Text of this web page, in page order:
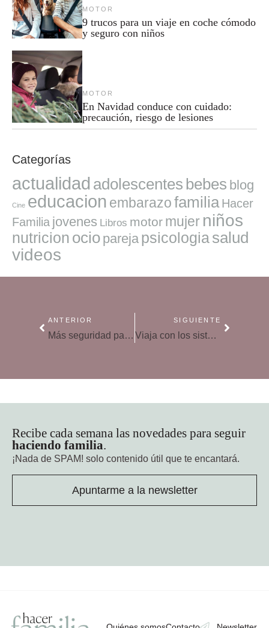
MOTOR
9 trucos para un viaje en coche cómodo
y seguro con niños
MOTOR
En Navidad conduce con cuidado:
precaución, riesgo de lesiones
Categorías
actualidad adolescentes bebes blog
Cine educacion embarazofamilia Hacer
Familia jovenes Libros motor mujer niños
nutricion ocio pareja psicologia salud
videos
ANTERIOR
Más seguridad para las familias en el coche
SIGUIENTE
Viaja con los sistemas de retención infantil
Recibe cada semana las novedades para seguir
haciendo familia
¡Nada de SPAM! solo contenido útil que te encantará.
Apuntarme a la newsletter